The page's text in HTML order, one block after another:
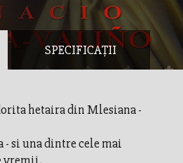
SPECIFICAȚII
hetaira din Mlesiana -
- si una dintre cele mai
vremii,